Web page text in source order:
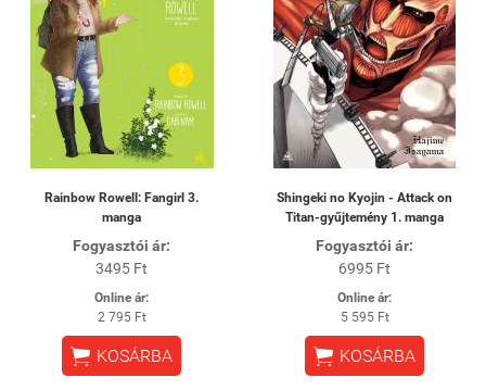
Rainbow Rowell: Fangirl 3.
manga
Fogyasztói ár:
3495 Ft
Online ár:
2 795 Ft
 KOSÁRBA
Shingeki no Kyojin - Attack on
Titan-gyűjtemény 1. manga
Fogyasztói ár:
6995 Ft
Online ár:
5 595 Ft
 KOSÁRBA